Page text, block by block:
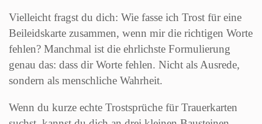
Vielleicht fragst du dich: Wie fasse ich Trost für eine
Beileidskarte zusammen, wenn mir die richtigen Worte
fehlen? Manchmal ist die ehrlichste Formulierung
genau das: dass dir Worte fehlen. Nicht als Ausrede,
sondern als menschliche Wahrheit.
Wenn du kurze echte Trostsprüche für Trauerkarten